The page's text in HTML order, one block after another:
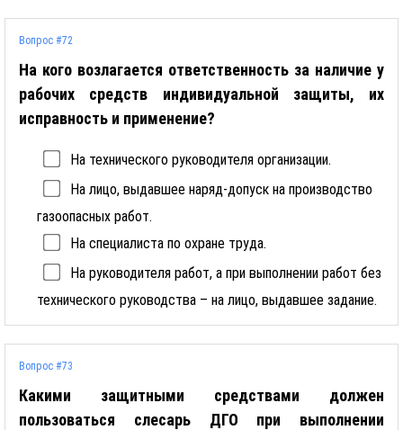
Вопрос #72
На кого возлагается ответственность за наличие у
рабочих средств индивидуальной защиты, их
исправность и применение?
На технического руководителя организации.
На лицо, выдавшее наряд-допуск на производство
газоопасных работ.
На специалиста по охране труда.
На руководителя работ, а при выполнении работ без
технического руководства – на лицо, выдавшее задание.
Вопрос #73
Какими защитными средствами должен
пользоваться слесарь ДГО при выполнении